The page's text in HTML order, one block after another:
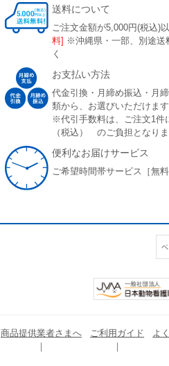
送料について
ご注文金額が5,000円(税込)
料] ※沖縄県・一部、別途送
く
お支払い方法
代金引換・月締め振込・月
類から、お選びいただけます
※代引手数料は、ご注文1件
（税込） のご負担となりま
便利なお届けサービス
ご希望時間帯サービス［無料
商品提供業者さまへ ご利用ガイド よ